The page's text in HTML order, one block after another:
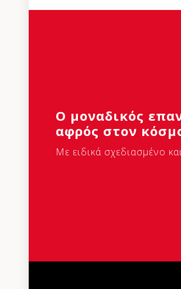
Ο μοναδικός
αφρός στον
Με ειδικά σχεδιασμένο